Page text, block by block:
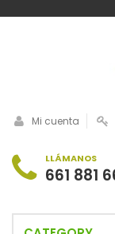
Mi cuenta
LLÁMANOS
661 881